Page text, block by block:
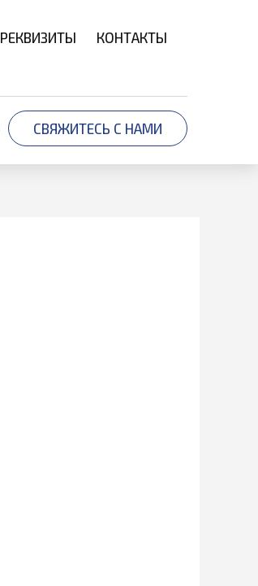
РЕКВИЗИТЫ КОНТАКТЫ
СВЯЖИТЕСЬ С НАМИ